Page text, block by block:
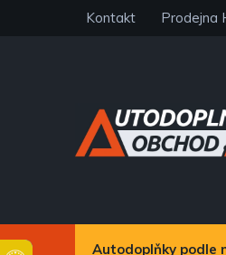
Kontakt Prodejna
Autodoplňky podle